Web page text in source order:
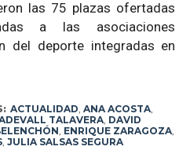
las 75 plazas ofertadas
a las asociaciones
del deporte integradas en
ACTUALIDAD, ANA ACOSTA,
TALAVERA, DAVID
, ENRIQUE ZARAGOZA,
, JULIA SALSAS SEGURA